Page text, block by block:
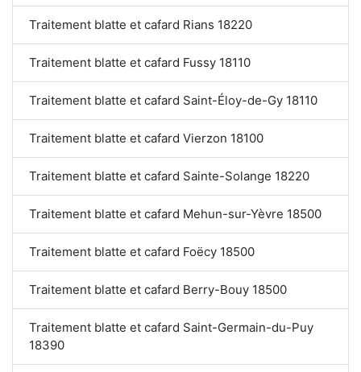
Traitement blatte et cafard Rians 18220
Traitement blatte et cafard Fussy 18110
Traitement blatte et cafard Saint-Éloy-de-Gy 18110
Traitement blatte et cafard Vierzon 18100
Traitement blatte et cafard Sainte-Solange 18220
Traitement blatte et cafard Mehun-sur-Yèvre 18500
Traitement blatte et cafard Foëcy 18500
Traitement blatte et cafard Berry-Bouy 18500
Traitement blatte et cafard Saint-Germain-du-Puy
18390